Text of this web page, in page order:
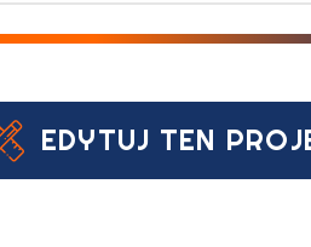
EDYTUJ TEN